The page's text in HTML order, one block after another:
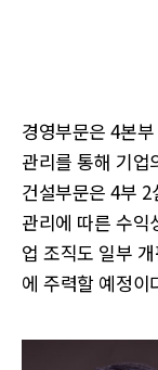
경영부문은 4본
관리를 통해 기업
건설부문은 4부
관리에 따른 수
업 조직도 일부
에 주력할 예정이